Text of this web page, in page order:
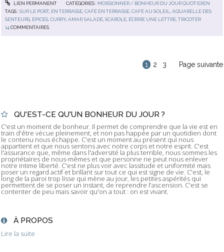
LIEN PERMANENT CATÉGORIES : MOISSONNER / BONHEUR DU JOUR QUOTIDIEN
TAGS :SUR LE PORT, EN TERRASSE,CAFÉ EN TERRASSE,CAFÉ AU SOLEIL,AQUARELLE DES
SENTEURS, ÉPICES,CURRY,AMAP,SALADE,SCAROLE, ÉCRIRE UNE LETTRE,TRICOTER
14COMMENTAIRES
1 2 3 Page suivante
QU'EST-CE QU'UN BONHEUR DU JOUR ?
C'est un moment de bonheur. Il permet de comprendre que la vie est en
train d'être vécue pleinement, et non pas happée par un quotidien dont
le contenu nous échappe. C'est un moment au présent qui nous
appartient et que nous sentons avec notre corps et notre esprit. C'est
l'assurance que, même dans l'adversité la plus terrible, nous sommes les
propriétaires de nous-mêmes et que personne ne peut nous enlever
notre intime liberté. C'est ne plus voir avec lassitude et uniformité mais
poser un regard actif et brillant sur tout ce qui est signe de vie. C'est, le
long de la paroi trop lisse qui mène au jour, les petites aspérités qui
permettent de se poser un instant, de reprendre l'ascension. C'est se
contenter de peu mais savoir qu'on a tout : on est vivant.
À PROPOS
Lire la suite